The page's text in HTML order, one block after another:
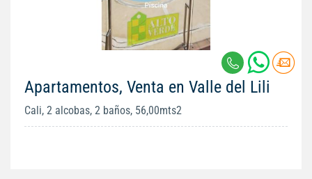
Apartamentos, Venta en Valle del Lili
Cali, 2 alcobas, 2 baños, 56,00mts2